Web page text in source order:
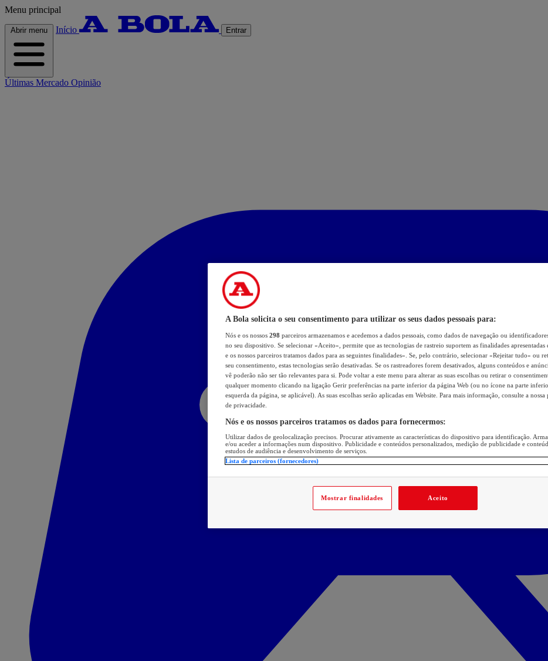
Menu principal
Abrir menu Início Entrar
Últimas Mercado Opinião
A Bola solicita o seu consentimento para utilizar os seus dados pessoais para:
Nós e os nossos 298 parceiros armazenamos e acedemos a dados pessoais, como dados de navegação ou
no seu dispositivo. Se selecionar «Aceito», permite que as tecnologias de rastreio suportem as finalidades apresentadas
e os nossos parceiros tratamos dados para as seguintes finalidades». Se, pelo contrário, selecionar «Rejeitar tudo» ou
seu consentimento, estas tecnologias serão desativadas. Se os rastreadores forem desativados, alguns conteúdos e
vê poderão não ser tão relevantes para si. Pode voltar a este menu para alterar as suas escolhas ou retirar o
qualquer momento clicando na ligação Gerir preferências na parte inferior da página Web (ou no ícone na parte
esquerda da página, se aplicável). As suas escolhas serão aplicadas em Website. Para mais informação, consulte a nossa
de privacidade.
Nós e os nossos parceiros tratamos os dados para fornecermos:
Utilizar dados de geolocalização precisos. Procurar ativamente as características do dispositivo para identificação.
e/ou aceder a informações num dispositivo. Publicidade e conteúdos personalizados, medição de publicidade e
estudos de audiência e desenvolvimento de serviços.
Lista de parceiros (fornecedores)
Mostrar finalidades Aceito